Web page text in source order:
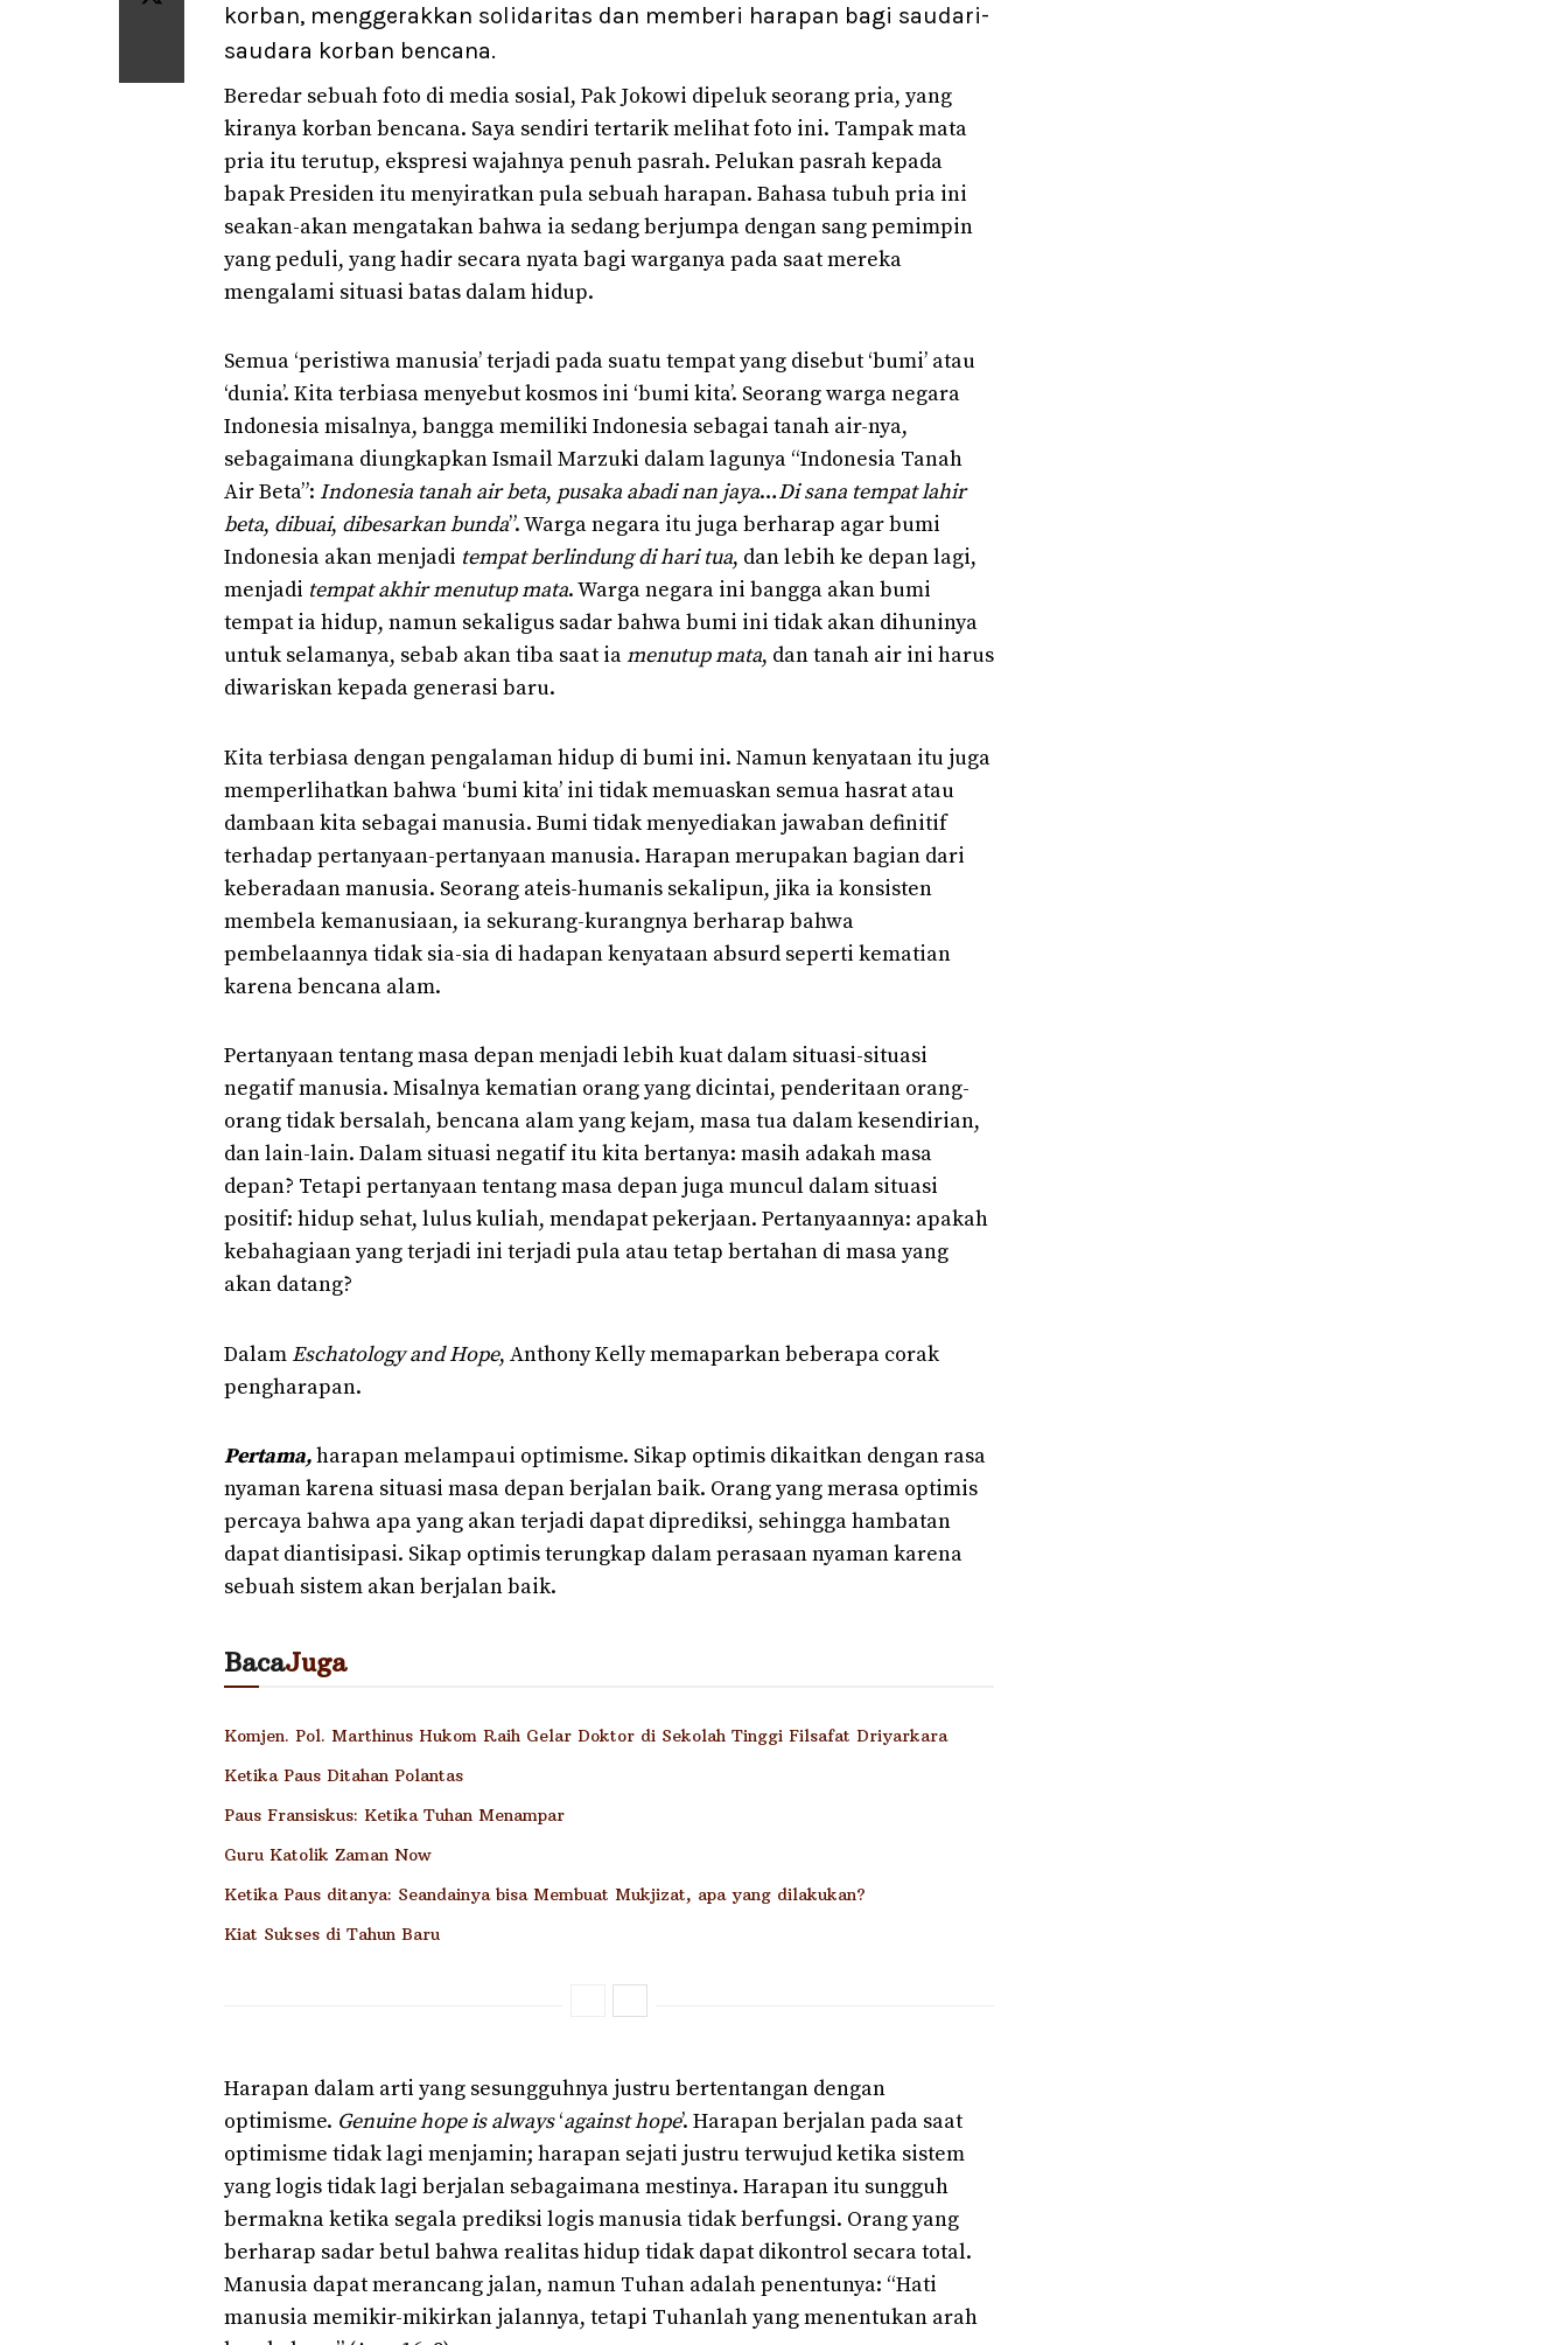
korban, menggerakkan solidaritas dan memberi harapan bagi saudari-
saudara korban bencana.
Beredar sebuah foto di media sosial, Pak Jokowi dipeluk seorang pria, yang
kiranya korban bencana. Saya sendiri tertarik melihat foto ini. Tampak mata
pria itu terutup, ekspresi wajahnya penuh pasrah. Pelukan pasrah kepada
bapak Presiden itu menyiratkan pula sebuah harapan. Bahasa tubuh pria ini
seakan-akan mengatakan bahwa ia sedang berjumpa dengan sang pemimpin
yang peduli, yang hadir secara nyata bagi warganya pada saat mereka
mengalami situasi batas dalam hidup.
Semua ‘peristiwa manusia’ terjadi pada suatu tempat yang disebut ‘bumi’ atau
‘dunia’. Kita terbiasa menyebut kosmos ini ‘bumi kita’. Seorang warga negara
Indonesia misalnya, bangga memiliki Indonesia sebagai tanah air-nya,
sebagaimana diungkapkan Ismail Marzuki dalam lagunya “Indonesia Tanah
Air Beta”: Indonesia tanah air beta, pusaka abadi nan jaya…Di sana tempat lahir
beta, dibuai, dibesarkan bunda”. Warga negara itu juga berharap agar bumi
Indonesia akan menjadi tempat berlindung di hari tua, dan lebih ke depan lagi,
menjadi tempat akhir menutup mata. Warga negara ini bangga akan bumi
tempat ia hidup, namun sekaligus sadar bahwa bumi ini tidak akan dihuninya
untuk selamanya, sebab akan tiba saat iamenutup mata, dan tanah air ini harus
diwariskan kepada generasi baru.
Kita terbiasa dengan pengalaman hidup di bumi ini. Namun kenyataan itu juga
memperlihatkan bahwa ‘bumi kita’ ini tidak memuaskan semua hasrat atau
dambaan kita sebagai manusia. Bumi tidak menyediakan jawaban definitif
terhadap pertanyaan-pertanyaan manusia. Harapan merupakan bagian dari
keberadaan manusia. Seorang ateis-humanis sekalipun, jika ia konsisten
membela kemanusiaan, ia sekurang-kurangnya berharap bahwa
pembelaannya tidak sia-sia di hadapan kenyataan absurd seperti kematian
karena bencana alam.
Pertanyaan tentang masa depan menjadi lebih kuat dalam situasi-situasi
negatif manusia. Misalnya kematian orang yang dicintai, penderitaan orang-
orang tidak bersalah, bencana alam yang kejam, masa tua dalam kesendirian,
dan lain-lain. Dalam situasi negatif itu kita bertanya: masih adakah masa
depan? Tetapi pertanyaan tentang masa depan juga muncul dalam situasi
positif: hidup sehat, lulus kuliah, mendapat pekerjaan. Pertanyaannya: apakah
kebahagiaan yang terjadi ini terjadi pula atau tetap bertahan di masa yang
akan datang?
Dalam Eschatology and Hope, Anthony Kelly memaparkan beberapa corak
pengharapan.
Pertama,harapan melampaui optimisme. Sikap optimis dikaitkan dengan rasa
nyaman karena situasi masa depan berjalan baik. Orang yang merasa optimis
percaya bahwa apa yang akan terjadi dapat diprediksi, sehingga hambatan
dapat diantisipasi. Sikap optimis terungkap dalam perasaan nyaman karena
sebuah sistem akan berjalan baik.
BacaJuga
Komjen. Pol. Marthinus Hukom Raih Gelar Doktor di Sekolah Tinggi Filsafat Driyarkara
Ketika Paus Ditahan Polantas
Paus Fransiskus: Ketika Tuhan Menampar
Guru Katolik Zaman Now
Ketika Paus ditanya: Seandainya bisa Membuat Mukjizat, apa yang dilakukan?
Kiat Sukses di Tahun Baru
Harapan dalam arti yang sesungguhnya justru bertentangan dengan
optimisme. Genuine hope is always‘against hope’. Harapan berjalan pada saat
optimisme tidak lagi menjamin; harapan sejati justru terwujud ketika sistem
yang logis tidak lagi berjalan sebagaimana mestinya. Harapan itu sungguh
bermakna ketika segala prediksi logis manusia tidak berfungsi. Orang yang
berharap sadar betul bahwa realitas hidup tidak dapat dikontrol secara total.
Manusia dapat merancang jalan, namun Tuhan adalah penentunya: “Hati
manusia memikir-mikirkan jalannya, tetapi Tuhanlah yang menentukan arah